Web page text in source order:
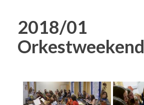
2018/01
Orkestweekend